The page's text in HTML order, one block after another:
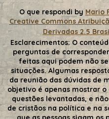
O que respondi by Mario
Creative Commons
Derivadas 2.5
Esclarecimentos:O
perguntas de
feitas aqui podem não
situações. Algumas
da reunião das dúvidas de
objetivo é apenas mostrar
questões levantadas, e
de cristãos na política e na